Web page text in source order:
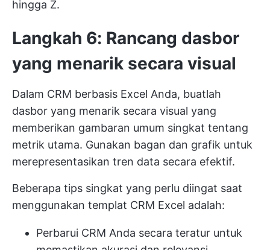
hingga Z.
Langkah 6: Rancang dasbor
yang menarik secara visual
Dalam CRM berbasis Excel Anda, buatlah
dasbor yang menarik secara visual yang
memberikan gambaran umum singkat tentang
metrik utama. Gunakan bagan dan grafik untuk
merepresentasikan tren data secara efektif.
Beberapa tips singkat yang perlu diingat saat
menggunakan templat CRM Excel adalah:
Perbarui CRM Anda secara teratur untuk